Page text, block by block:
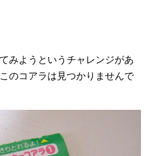
みようというチャレンジがあ
のコアラは見つかりませんで